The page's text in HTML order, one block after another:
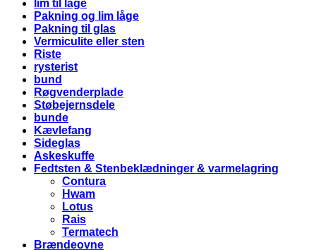
lim til låge
Pakning og lim låge
Pakning til glas
Vermiculite eller sten
Riste
rysterist
bund
Røgvenderplade
Støbejernsdele
bunde
Kævlefang
Sideglas
Askeskuffe
Fedtsten & Stenbeklædninger & varmelagring
Contura
Hwam
Lotus
Rais
Termatech
Brændeovne